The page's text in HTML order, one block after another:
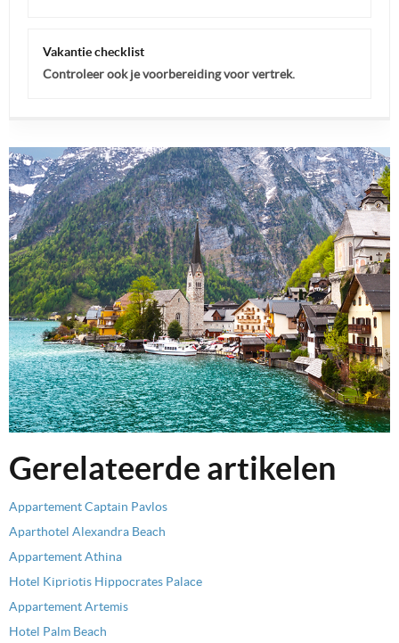
Vakantie checklist
Controleer ook je voorbereiding voor vertrek.
Gerelateerde artikelen
Appartement Captain Pavlos
Aparthotel Alexandra Beach
Appartement Athina
Hotel Kipriotis Hippocrates Palace
Appartement Artemis
Hotel Palm Beach